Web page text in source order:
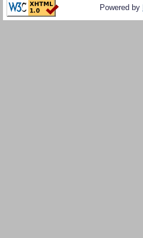
Powered by